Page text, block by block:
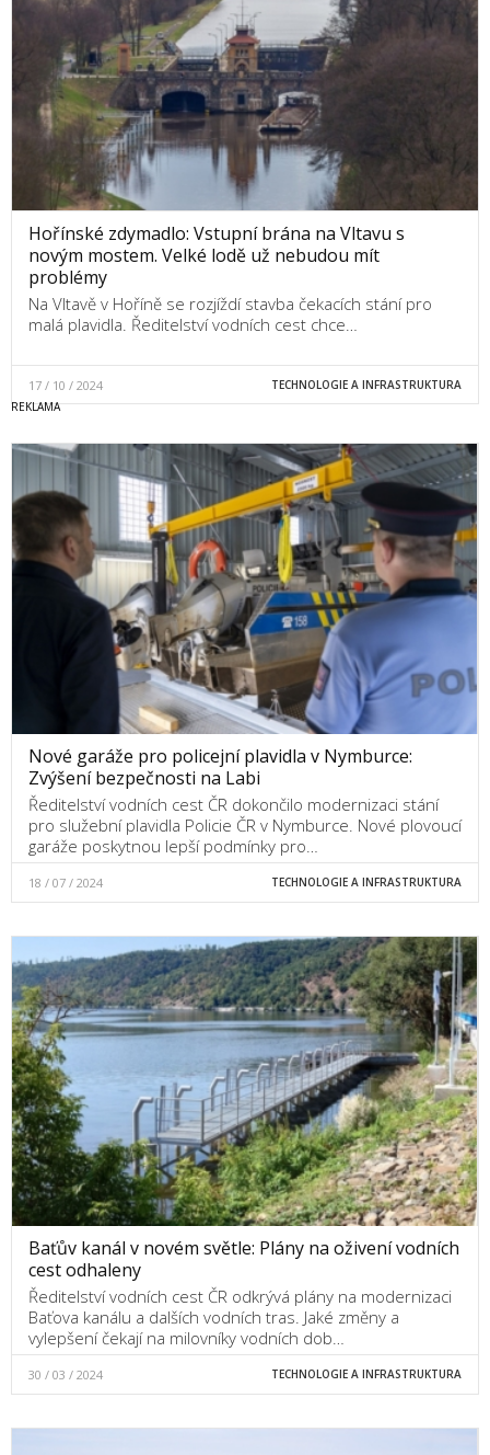
Hořínské zdymadlo: Vstupní brána na Vltavu s
novým mostem. Velké lodě už nebudou mít
problémy
Na Vltavě v Hoříně se rozjíždí stavba čekacích stání pro
malá plavidla. Ředitelství vodních cest chce…
17 / 10 / 2024 TECHNOLOGIE A INFRASTRUKTURA
Nové garáže pro policejní plavidla v Nymburce:
Zvýšení bezpečnosti na Labi
Ředitelství vodních cest ČR dokončilo modernizaci stání
pro služební plavidla Policie ČR v Nymburce. Nové plovoucí
garáže poskytnou lepší podmínky pro…
18 / 07 / 2024 TECHNOLOGIE A INFRASTRUKTURA
Baťův kanál v novém světle: Plány na oživení vodních
cest odhaleny
Ředitelství vodních cest ČR odkrývá plány na modernizaci
Baťova kanálu a dalších vodních tras. Jaké změny a
vylepšení čekají na milovníky vodních dob…
30 / 03 / 2024 TECHNOLOGIE A INFRASTRUKTURA